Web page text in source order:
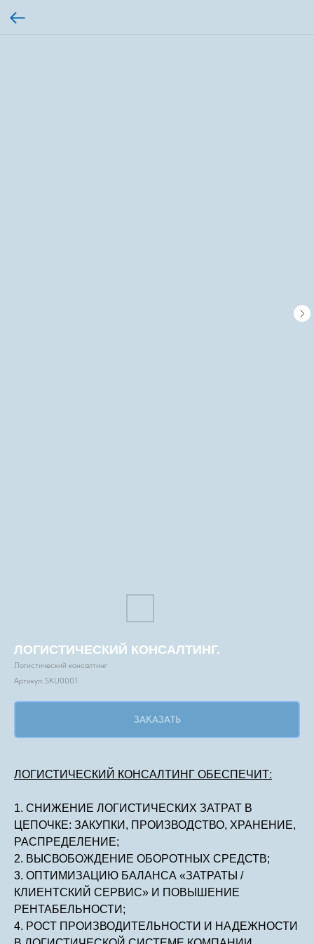
ЛОГИСТИЧЕСКИЙ КОНСАЛТИНГ.
Логистический консалтинг
Артикул: SKU0001
ЗАКАЗАТЬ
ЛОГИСТИЧЕСКИЙ КОНСАЛТИНГ ОБЕСПЕЧИТ:
1. СНИЖЕНИЕ ЛОГИСТИЧЕСКИХ ЗАТРАТ В
ЦЕПОЧКЕ: ЗАКУПКИ, ПРОИЗВОДСТВО, ХРАНЕНИЕ,
РАСПРЕДЕЛЕНИЕ;
2. ВЫСВОБОЖДЕНИЕ ОБОРОТНЫХ СРЕДСТВ;
3. ОПТИМИЗАЦИЮ БАЛАНСА «ЗАТРАТЫ /
КЛИЕНТСКИЙ СЕРВИС» И ПОВЫШЕНИЕ
РЕНТАБЕЛЬНОСТИ;
4. РОСТ ПРОИЗВОДИТЕЛЬНОСТИ И НАДЕЖНОСТИ